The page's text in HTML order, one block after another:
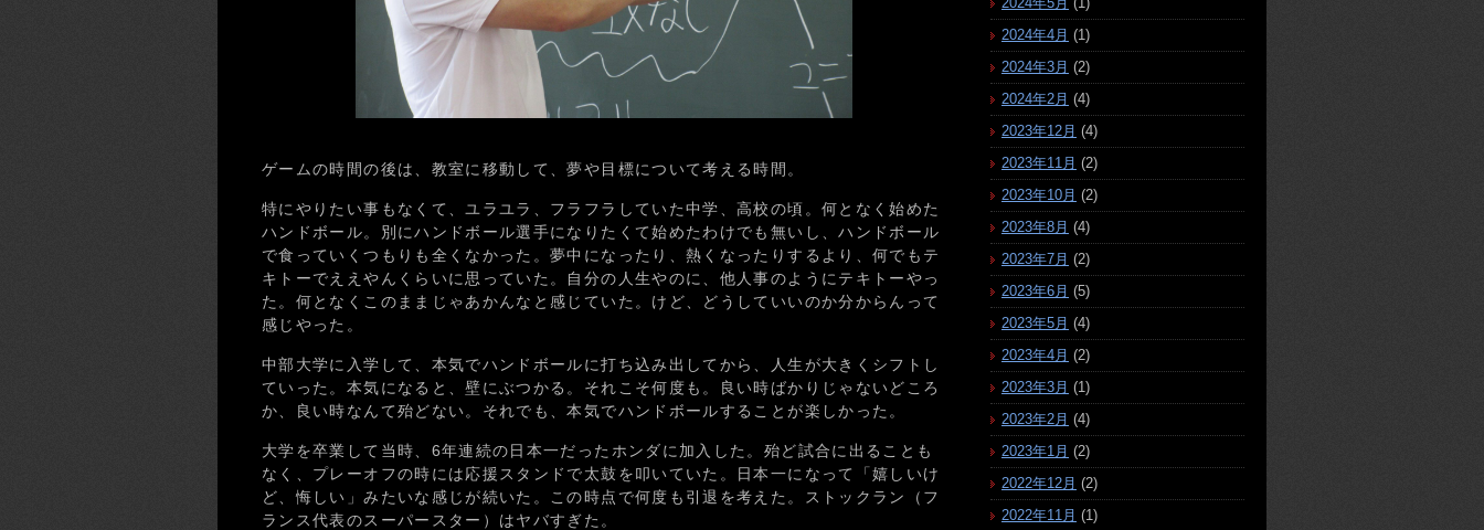
ゲームの時間の後は、教室に移動して、夢や目標について考える時間。
特にやりたい事もなくて、ユラユラ、フラフラしていた中学、高校の頃。何となく始めた
ハンドボール。別にハンドボール選手になりたくて始めたわけでも無いし、ハンドボール
で食っていくつもりも全くなかった。夢中になったり、熱くなったりするより、何でもテ
キトーでええやんくらいに思っていた。自分の人生やのに、他人事のようにテキトーやっ
た。何となくこのままじゃあかんなと感じていた。けど、どうしていいのか分からんって
感じやった。
中部大学に入学して、本気でハンドボールに打ち込み出してから、人生が大きくシフトし
ていった。本気になると、壁にぶつかる。それこそ何度も。良い時ばかりじゃないどころ
か、良い時なんて殆どない。それでも、本気でハンドボールすることが楽しかった。
大学を卒業して当時、6年連続の日本一だったホンダに加入した。殆ど試合に出ることも
なく、プレーオフの時には応援スタンドで太鼓を叩いていた。日本一になって「嬉しいけ
ど、悔しい」みたいな感じが続いた。この時点で何度も引退を考えた。ストックラン（フ
ランス代表のスーパースター）はヤバすぎた。
2024年4月 (1)
2024年3月 (2)
2024年2月 (4)
2023年12月 (4)
2023年11月 (2)
2023年10月 (2)
2023年8月 (4)
2023年7月 (2)
2023年6月 (5)
2023年5月 (4)
2023年4月 (2)
2023年3月 (1)
2023年2月 (4)
2023年1月 (2)
2022年12月 (2)
2022年11月 (1)